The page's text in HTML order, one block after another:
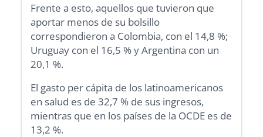
Frente a esto, aquellos que tuvieron que
aportar menos de su bolsillo
correspondieron a Colombia, con el 14,8 %;
Uruguay con el 16,5 % y Argentina con un
20,1 %.
El gasto per cápita de los latinoamericanos
en salud es de 32,7 % de sus ingresos,
mientras que en los países de la OCDE es de
13,2 %.